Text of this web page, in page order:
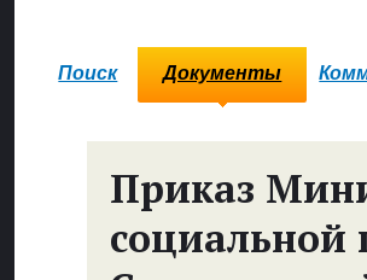
Поиск Документы
Приказ
социальной